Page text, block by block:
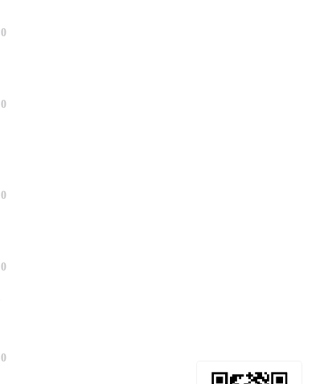
0
0
0
0
0